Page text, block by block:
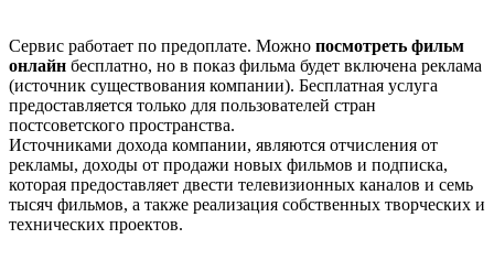
Сервис работает по предоплате. Можно посмотреть фильм
онлайн бесплатно, но в показ фильма будет включена реклама
(источник существования компании). Бесплатная услуга
предоставляется только для пользователей стран
постсоветского пространства.
Источниками дохода компании, являются отчисления от
рекламы, доходы от продажи новых фильмов и подписка,
которая предоставляет двести телевизионных каналов и семь
тысяч фильмов, а также реализация собственных творческих и
технических проектов.